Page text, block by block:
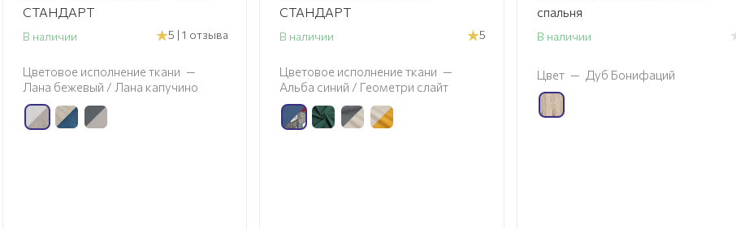
СТАНДАРТ
В наличии 5 | 1 отзыва
Цветовое исполнение ткани —
Лана бежевый / Лана капучино
СТАНДАРТ
В наличии 5
Цветовое исполнение ткани —
Альба синий / Геометри слайт
спальня
В наличии
Цвет — Дуб Бонифаций